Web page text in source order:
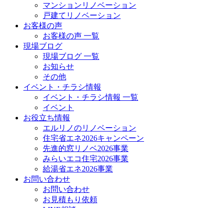
マンションリノベーション
戸建てリノベーション
お客様の声
お客様の声 一覧
現場ブログ
現場ブログ 一覧
お知らせ
その他
イベント・チラシ情報
イベント・チラシ情報 一覧
イベント
お役立ち情報
エルリノのリノベーション
住宅省エネ2026キャンペーン
先進的窓リノベ2026事業
みらいエコ住宅2026事業
給湯省エネ2026事業
お問い合わせ
お問い合わせ
お見積もり依頼